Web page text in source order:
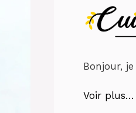
Bonjour,
Voir plus…